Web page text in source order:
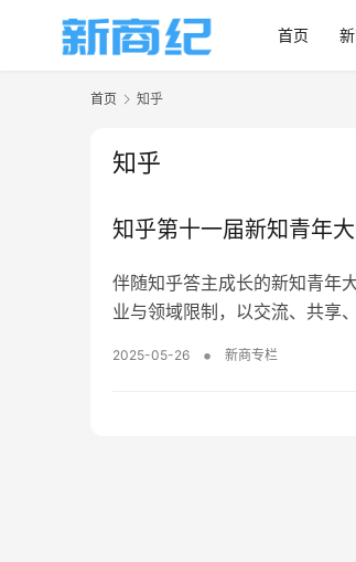
首页
首页 知乎
知乎
知乎第十一届新知青年
伴随知乎答主成长的新知青年
业与领域限制，以交流、共享
2025-05-26 • 新商专栏